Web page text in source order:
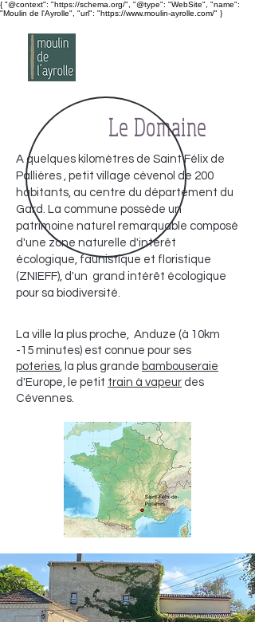
{ "@context": "https://schema.org/", "@type": "WebSite", "name":
"Moulin de l'Ayrolle", "url": "https://www.moulin-ayrolle.com/" }
Le Domaine
A quelques kilomètres de Saint Félix de
Pallières , petit village cévenol de 200
habitants, au centre du département du
Gard. La commune possède un
patrimoine naturel remarquable composé
d'une zone naturelle d'intérêt
écologique, faunistique et floristique
(ZNIEFF), d'un grand intérêt écologique
pour sa biodiversité.
La ville la plus proche, Anduze (à 10km
-15 minutes) est connue pour ses
poteries, la plus grande bambouseraie
d'Europe, le petit train à vapeur des
Cévennes.